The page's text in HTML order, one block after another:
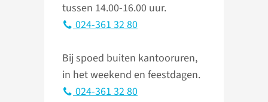
tussen 14.00-16.00 uur.
024-361 32 80
Bij spoed buiten kantooruren,
in het weekend en feestdagen.
024-361 32 80